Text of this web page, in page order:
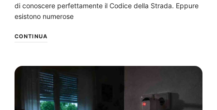
di conoscere perfettamente il Codice della Strada. Eppure
esistono numerose
CONTINUA
NEWS